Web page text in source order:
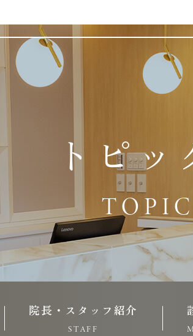
トピッ
院長・スタッフ紹介
STAFF